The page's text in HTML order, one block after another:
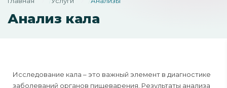
Анализ кала
Исследование кала – это важный элемент в диагностике
заболеваний органов пищеварения. Результаты анализа